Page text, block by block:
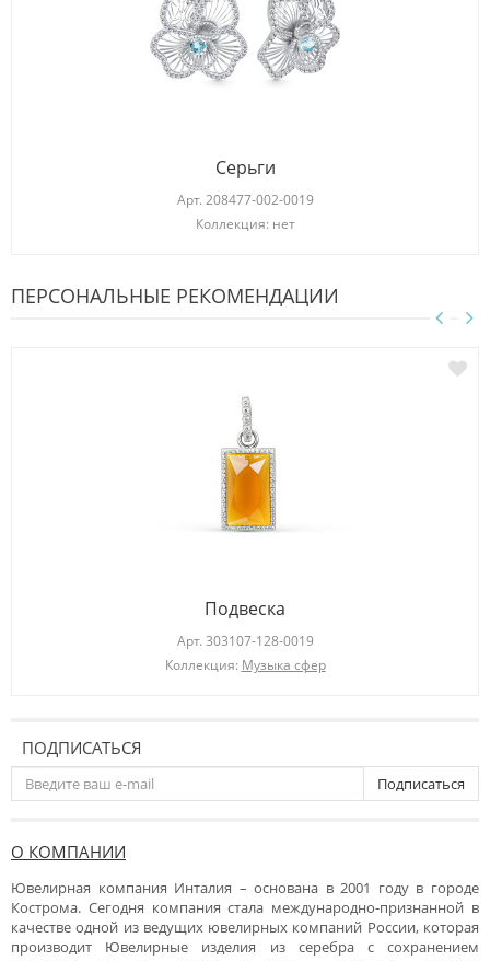
Серьги
Арт. 208477-002-0019
Коллекция: нет
ПЕРСОНАЛЬНЫЕ РЕКОМЕНДАЦИИ
Подвеска
Арт. 303107-128-0019
Коллекция: Музыка сфер
ПОДПИСАТЬСЯ
Подписаться
О КОМПАНИИ
Ювелирная компания Инталия – основана в 2001 году в городе
Кострома. Сегодня компания стала международно-признанной в
качестве одной из ведущих ювелирных компаний России, которая
производит Ювелирные изделия из серебра с сохранением